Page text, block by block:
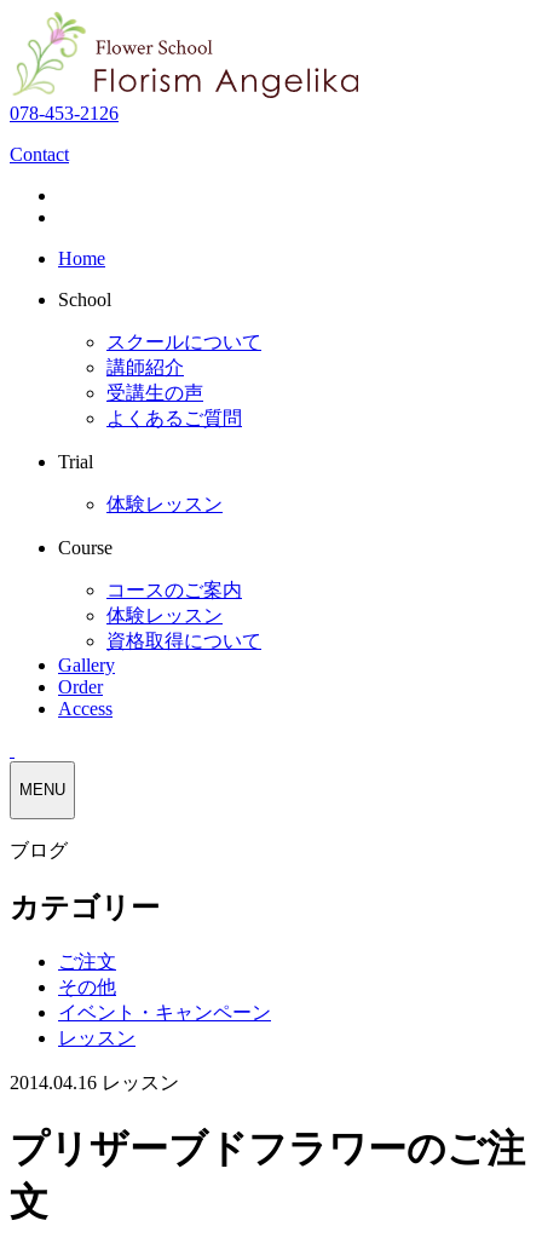
078-453-2126
Contact
Home
School
スクールについて
講師紹介
受講生の声
よくあるご質問
Trial
体験レッスン
Course
コースのご案内
体験レッスン
資格取得について
Gallery
Order
Access
MENU
ブログ
カテゴリー
ご注文
その他
イベント・キャンペーン
レッスン
2014.04.16 レッスン
プリザーブドフラワーのご注
文